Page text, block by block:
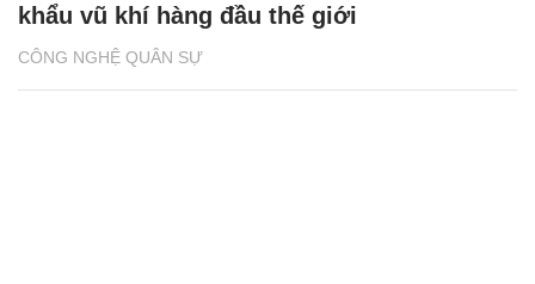
CÔNG NGHỆ QUÂN SỰ
khẩu vũ khí hàng đầu thế giới